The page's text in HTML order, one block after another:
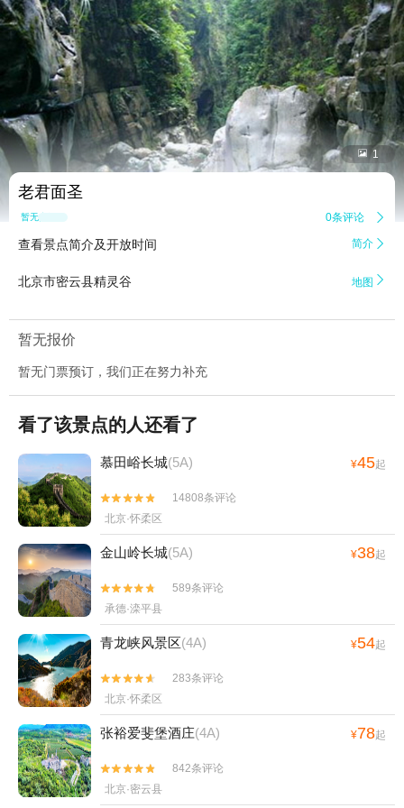
 1
老君面圣
暂无点评 0条评论 
查看景点简介及开放时间 简介 
北京市密云县精灵谷 地图 
暂无报价
暂无门票预订，我们正在努力补充
看了该景点的人还看了
慕田峪长城(5A) ¥45起


14808条评论
北京·怀柔区
金山岭长城(5A) ¥38起


589条评论
承德·滦平县
青龙峡风景区(4A) ¥54起


283条评论
北京·怀柔区
张裕爱斐堡酒庄(4A) ¥78起


842条评论
北京·密云县
